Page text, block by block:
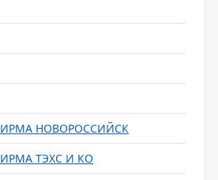
НОВОРОССИЙСК
ТЭХС И КО